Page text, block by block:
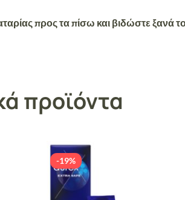
προς τα πίσω και βιδώστε ξανά
προϊόντα
-19%